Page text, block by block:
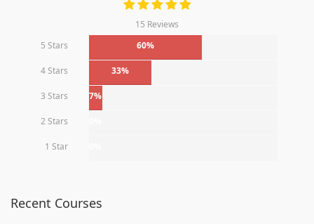
15 Reviews
5 Stars
60%
4 Stars 33%
3 Stars 7%
2 Stars
1 Star
Recent Courses